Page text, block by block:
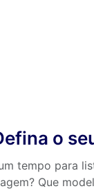
o
tempo para
Que